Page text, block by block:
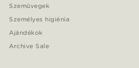
Szemüvegek
Személyes higiénia
Ajándékok
Archive Sale